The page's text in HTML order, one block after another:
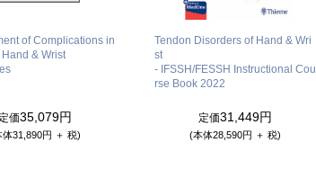
of Complications in
& Wrist
定価35,079円
体31,890円 ＋ 税)
Tendon Disorders of Hand & Wri
st
- IFSSH/FESSH Instructional Cou
rse Book 2022
定価31,449円
(本体28,590円 ＋ 税)